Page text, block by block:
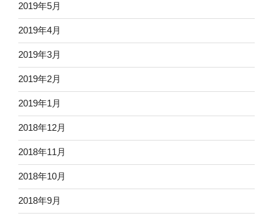
2019年5月
2019年4月
2019年3月
2019年2月
2019年1月
2018年12月
2018年11月
2018年10月
2018年9月